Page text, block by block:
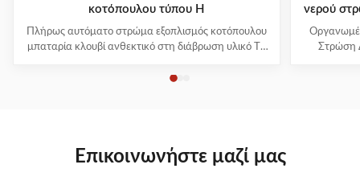
κοτόπουλου τύπου H
Πλήρως αυτόματο στρώμα εξοπλισμός κοτόπουλου
μπαταρία κλουβί ανθεκτικό στη διάβρωση υλικό Τα
1Σύστημα πλαισίου κλουβιού 2Σύστημα
νερού
Στρώση
Επικοινωνήστε μαζί μας